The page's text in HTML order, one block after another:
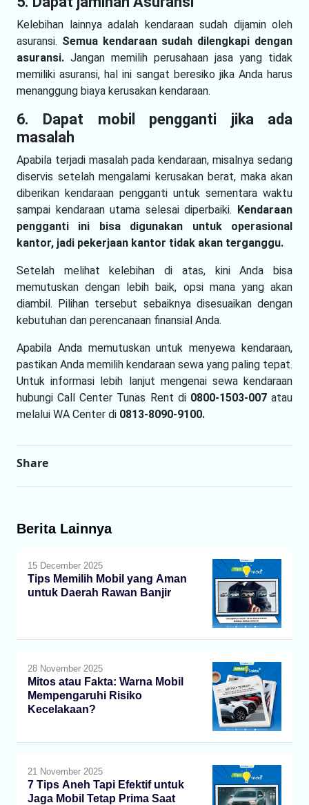
Kelebihan lainnya adalah kendaraan sudah dijamin oleh
asuransi. Semua kendaraan sudah dilengkapi dengan
asuransi. Jangan memilih perusahaan jasa yang tidak
memiliki asuransi, hal ini sangat beresiko jika Anda harus
menanggung biaya kerusakan kendaraan.
6. Dapat mobil pengganti jika ada
masalah
Apabila terjadi masalah pada kendaraan, misalnya sedang
diservis setelah mengalami kerusakan berat, maka akan
diberikan kendaraan pengganti untuk sementara waktu
sampai kendaraan utama selesai diperbaiki. Kendaraan
pengganti ini bisa digunakan untuk operasional
kantor, jadi pekerjaan kantor tidak akan terganggu.
Setelah melihat kelebihan di atas, kini Anda bisa
memutuskan dengan lebih baik, opsi mana yang akan
diambil. Pilihan tersebut sebaiknya disesuaikan dengan
kebutuhan dan perencanaan finansial Anda.
Apabila Anda memutuskan untuk menyewa kendaraan,
pastikan Anda memilih kendaraan sewa yang paling tepat.
Untuk informasi lebih lanjut mengenai sewa kendaraan
hubungi Call Center Tunas Rent di 0800-1503-007atau
melalui WA Center di 0813-8090-9100.
Share
Berita Lainnya
15 December 2025
Tips Memilih Mobil yang Aman
untuk Daerah Rawan Banjir
28 November 2025
Mitos atau Fakta: Warna Mobil
Mempengaruhi Risiko
Kecelakaan?
21 November 2025
7 Tips Aneh Tapi Efektif untuk
Jaga Mobil Tetap Prima Saat